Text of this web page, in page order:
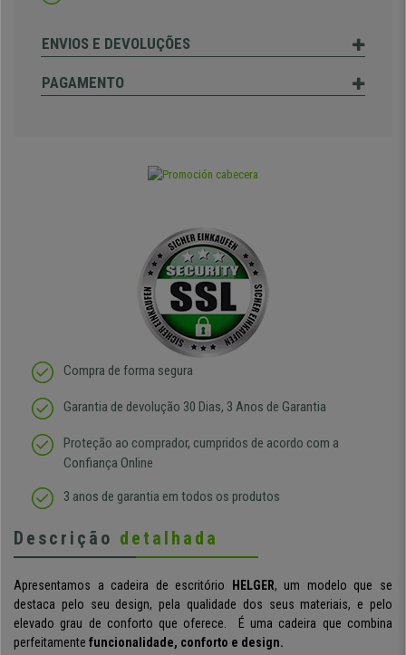
ENVIOS E DEVOLUÇÕES
PAGAMENTO
Compra de forma segura
Garantia de devolução 30 Dias, 3 Anos de Garantia
Proteção ao comprador, cumpridos de acordo com a
Confiança Online
3 anos de garantia em todos os produtos
Descrição detalhada
Apresentamos a cadeira de escritório HELGER, um modelo que se
destaca pelo seu design, pela qualidade dos seus materiais, e pelo
elevado grau de conforto que oferece. É uma cadeira que combina
perfeitamente funcionalidade, conforto e design.